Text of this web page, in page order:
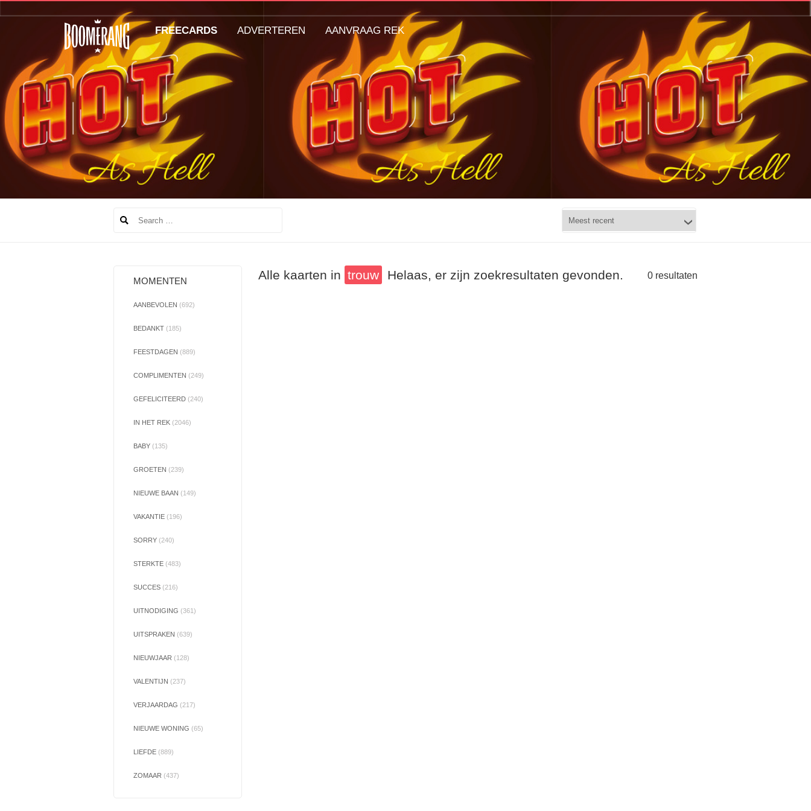
MOMENTEN
AANBEVOLEN (692)
BEDANKT (185)
FEESTDAGEN (889)
COMPLIMENTEN (249)
GEFELICITEERD (240)
IN HET REK (2046)
BABY (135)
GROETEN (239)
NIEUWE BAAN (149)
VAKANTIE (196)
SORRY (240)
STERKTE (483)
SUCCES (216)
UITNODIGING (361)
UITSPRAKEN (639)
NIEUWJAAR (128)
VALENTIJN (237)
VERJAARDAG (217)
NIEUWE WONING (65)
LIEFDE (889)
ZOMAAR (437)
Alle kaarten in trouw 0 resultaten
Helaas, er zijn zoekresultaten gevonden.
FREECARDS ADVERTEREN AANVRAAG REK